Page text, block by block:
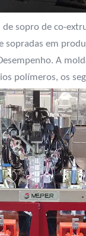
sopro de co-
sopradas em
A
polímeros, os